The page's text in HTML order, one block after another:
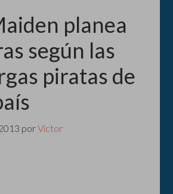
planea
según las
piratas de
porVictor